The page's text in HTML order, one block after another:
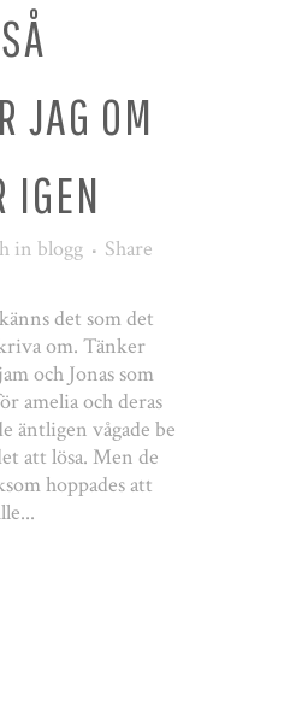
SÅ
JAG OM
IGEN
in blogg Share
det som det
om. Tänker
och Jonas som
amelia och deras
äntligen vågade be
att lösa. Men de
hoppades att